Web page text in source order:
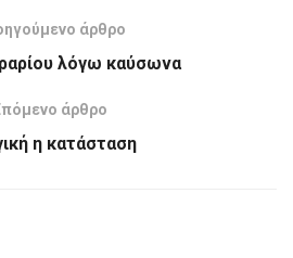
άρθρο
λόγω καύσωνα
άρθρο
η κατάσταση